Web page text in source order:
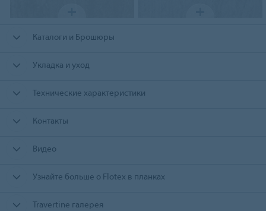
Каталоги и Брошюры
Укладка и уход
Технические характеристики
Контакты
Видео
Узнайте больше о Flotex в планках
Travertine галерея